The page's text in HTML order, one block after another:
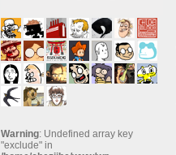
Warning: Undefined array key
"exclude" in